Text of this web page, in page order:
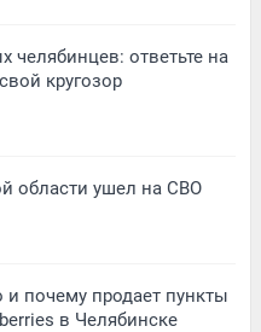
челябинцев: ответьте на
кругозор
области ушел на СВО
почему продает пункты
в Челябинске